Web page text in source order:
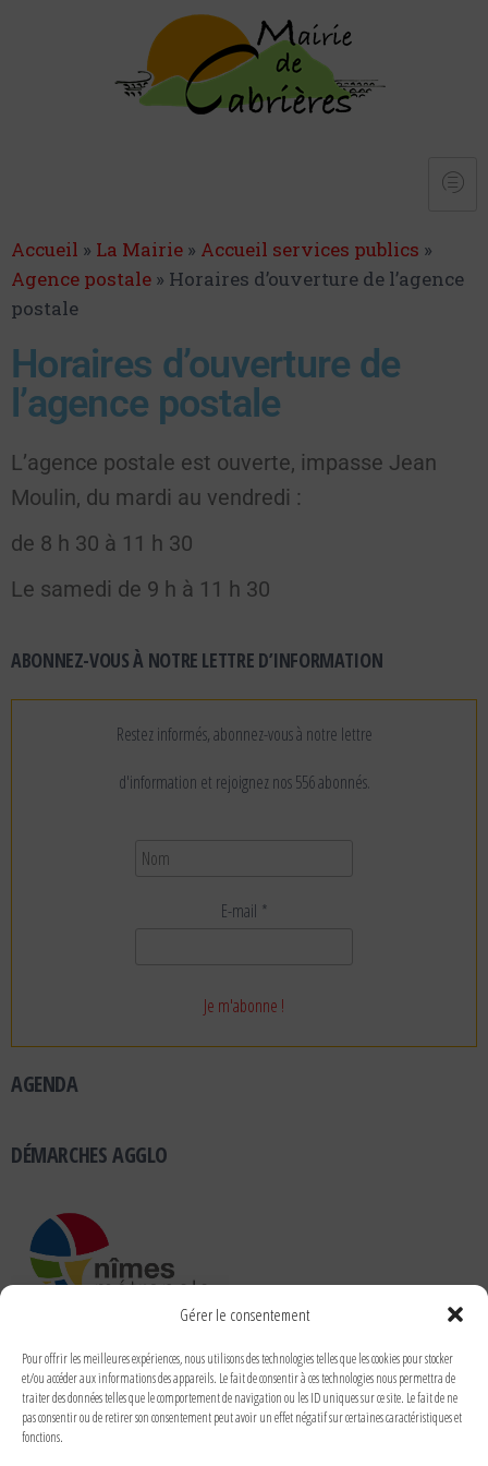
Gérer le consentement
Pour offrir les meilleures expériences, nous utilisons des technologies telles que les cookies pour stocker
et/ou accéder aux informations des appareils. Le fait de consentir à ces technologies nous permettra de
traiter des données telles que le comportement de navigation ou les ID uniques sur ce site. Le fait de ne
pas consentir ou de retirer son consentement peut avoir un effet négatif sur certaines caractéristiques et
fonctions.
Accueil » La Mairie » Accueil services publics »
Agence postale » Horaires d’ouverture de l’agence
postale
Horaires d’ouverture de
l’agence postale
L’agence postale est ouverte, impasse Jean
Moulin, du mardi au vendredi :
de 8 h 30 à 11 h 30
Le samedi de 9 h à 11 h 30
ABONNEZ-VOUS À NOTRE LETTRE D’INFORMATION
Restez informés, abonnez-vous à notre lettre
d'information et rejoignez nos 556 abonnés.
E-mail *
AGENDA
DÉMARCHES AGGLO
RUBRIQUES